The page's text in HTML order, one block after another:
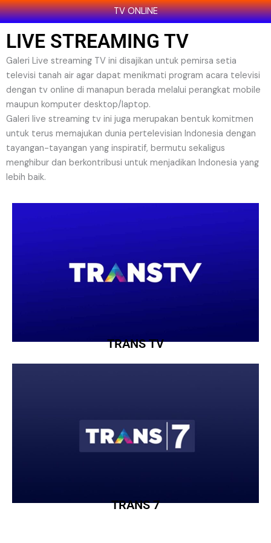
TV ONLINE
LIVE STREAMING TV
Galeri Live streaming TV ini disajikan untuk pemirsa setia
televisi tanah air agar dapat menikmati program acara televisi
dengan tv online di manapun berada melalui perangkat mobile
maupun komputer desktop/laptop.
Galeri live streaming tv ini juga merupakan bentuk komitmen
untuk terus memajukan dunia pertelevisian Indonesia dengan
tayangan-tayangan yang inspiratif, bermutu sekaligus
menghibur dan berkontribusi untuk menjadikan Indonesia yang
lebih baik.
TRANS TV
TRANS 7